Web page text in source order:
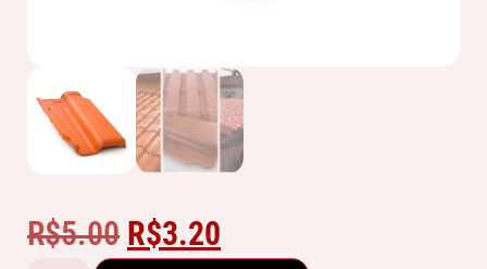
R$5.00 R$3.20